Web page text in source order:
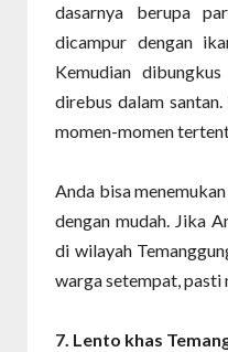
dasarnya berupa
dicampur dengan
Kemudian
direbus dalam
momen-momen
Anda bisa
dengan mudah. Jika
di wilayah
warga setempat, pasti
7. Lento khas